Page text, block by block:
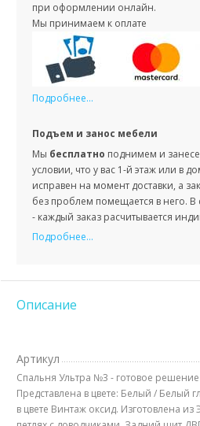
при оформлении онлайн.
Мы принимаем к оплате
Подробнее...
Подъем и занос мебели
Мы бесплатно поднимем и
условии, что у вас 1-й этаж или в
исправен на момент доставки, а
без проблем помещается в него. В
- каждый заказ расчитывается
Подробнее...
Описание
Артикул
Спальня Ультра №3 - готовое
Представлена в цвете: Белый / Белый
в цвете Винтаж оксид. Изготовлена